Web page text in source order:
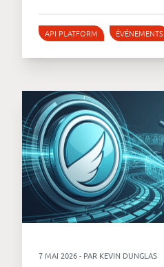
API PLATFORM ÉVÉNEMENTS
7 MAI 2026 - PAR KEVIN DUNGLAS